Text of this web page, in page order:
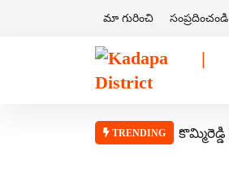
మా గురించి సంప్రదించండి
TRENDING